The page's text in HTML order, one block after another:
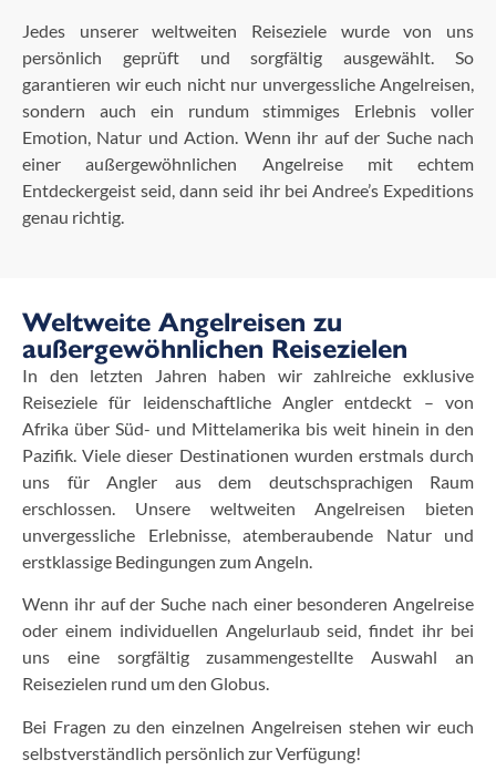
Jedes unserer weltweiten Reiseziele wurde von uns
persönlich geprüft und sorgfältig ausgewählt. So
garantieren wir euch nicht nur unvergessliche Angelreisen,
sondern auch ein rundum stimmiges Erlebnis voller
Emotion, Natur und Action. Wenn ihr auf der Suche nach
einer außergewöhnlichen Angelreise mit echtem
Entdeckergeist seid, dann seid ihr bei Andree’s Expeditions
genau richtig.
Weltweite Angelreisen zu
außergewöhnlichen Reisezielen
In den letzten Jahren haben wir zahlreiche exklusive
Reiseziele für leidenschaftliche Angler entdeckt – von
Afrika über Süd- und Mittelamerika bis weit hinein in den
Pazifik. Viele dieser Destinationen wurden erstmals durch
uns für Angler aus dem deutschsprachigen Raum
erschlossen. Unsere weltweiten Angelreisen bieten
unvergessliche Erlebnisse, atemberaubende Natur und
erstklassige Bedingungen zum Angeln.
Wenn ihr auf der Suche nach einer besonderen Angelreise
oder einem individuellen Angelurlaub seid, findet ihr bei
uns eine sorgfältig zusammengestellte Auswahl an
Reisezielen rund um den Globus.
Bei Fragen zu den einzelnen Angelreisen stehen wir euch
selbstverständlich persönlich zur Verfügung!